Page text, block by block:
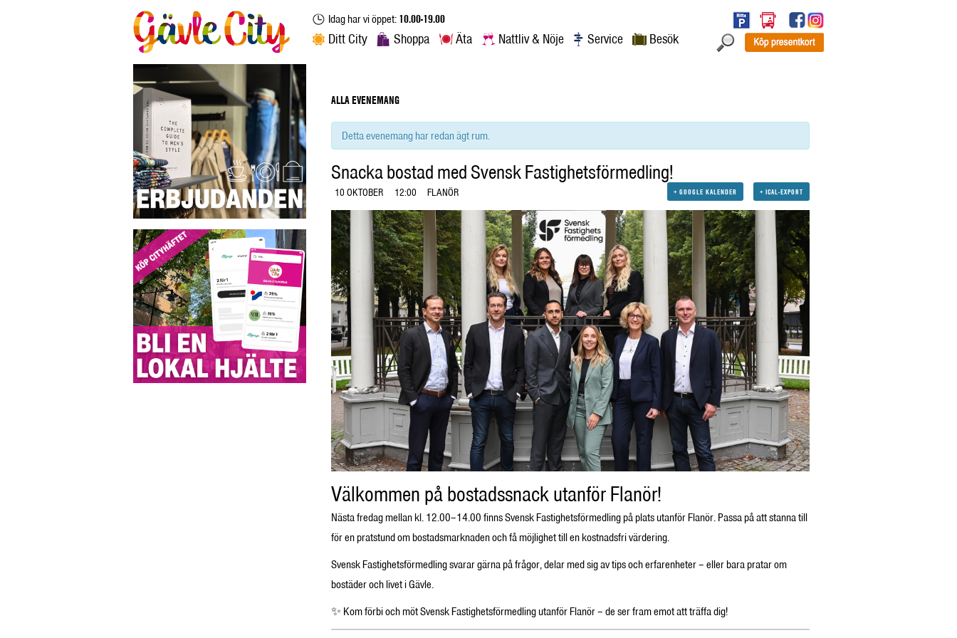
Idag har vi öppet:10.00-19.00
Ditt City Shoppa Äta Nattliv & Nöje Service Besök
ALLA EVENEMANG
Detta evenemang har redan ägt rum.
Snacka bostad med Svensk Fastighetsförmedling!
10 OKTOBER 12:00 FLANÖR + GOOGLE KALENDER + ICAL-EXPORT
Välkommen på bostadssnack utanför Flanör!
Nästa fredag mellan kl. 12.00–14.00 finns Svensk Fastighetsförmedling på plats utanför Flanör. Passa på att stanna till
för en pratstund om bostadsmarknaden och få möjlighet till en kostnadsfri värdering.
Svensk Fastighetsförmedling svarar gärna på frågor, delar med sig av tips och erfarenheter – eller bara pratar om
bostäder och livet i Gävle.
✨ Kom förbi och möt Svensk Fastighetsförmedling utanför Flanör – de ser fram emot att träffa dig!